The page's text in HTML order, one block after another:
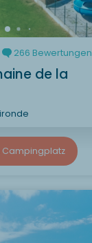
266 Bewertungen
de la
Campingplatz